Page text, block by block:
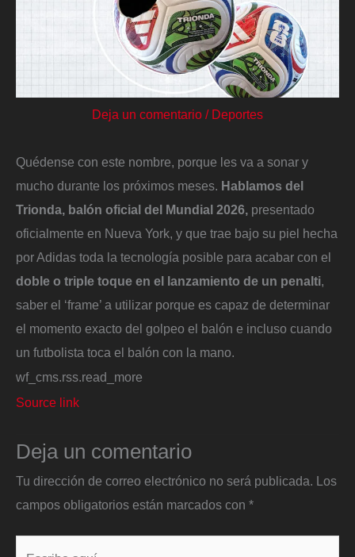
Deja un comentario / Deportes
Quédense con este nombre, porque les va a sonar y
mucho durante los próximos meses. Hablamos del
Trionda, balón oficial del Mundial 2026, presentado
oficialmente en Nueva York, y que trae bajo su piel hecha
por Adidas toda la tecnología posible para acabar con el
doble o triple toque en el lanzamiento de un penalti,
saber el ‘frame’ a utilizar porque es capaz de determinar
el momento exacto del golpeo el balón e incluso cuando
un futbolista toca el balón con la mano.
wf_cms.rss.read_more
Source link
Deja un comentario
Tu dirección de correo electrónico no será publicada. Los
campos obligatorios están marcados con *